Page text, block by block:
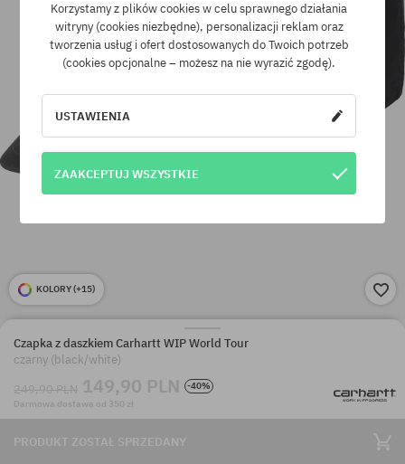
KOLORY (+15)
Czapka z daszkiem Carhartt WIP World Tour
czarny (black/white)
249,90 PLN 149,90 PLN
-40%
Darmowa dostawa od 350 zł
PRODUKT ZOSTAŁ SPRZEDANY
Korzystamy z plików cookies w celu sprawnego działania
witryny (cookies niezbędne), personalizacji reklam oraz
tworzenia usług i ofert dostosowanych do Twoich potrzeb
(cookies opcjonalne – możesz na nie wyrazić zgodę).
USTAWIENIA
ZAAKCEPTUJ WSZYSTKIE